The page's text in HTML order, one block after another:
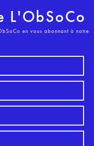
L'ObSoCo
en vous abonnant à notre